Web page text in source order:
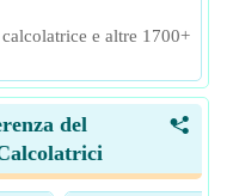
e altre 1700+
<
del